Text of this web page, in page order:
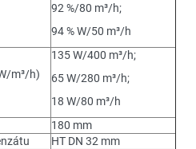
92 %/80 m³/h;
94 % W/50 m³/h
m³/h)
135 W/400 m³/h;
65 W/280 m³/h;
18 W/80 m³/h
180 mm
HT DN 32 mm